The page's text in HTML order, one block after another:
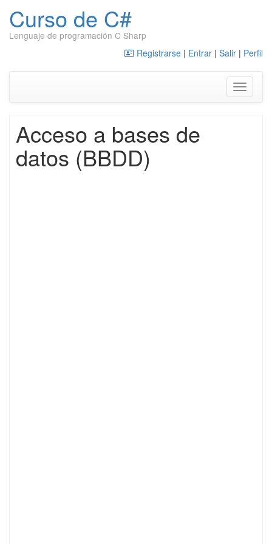
Curso de C#
Lenguaje de programación C Sharp
Registrarse | Entrar | Salir | Perfil
Acceso a bases de
datos (BBDD)